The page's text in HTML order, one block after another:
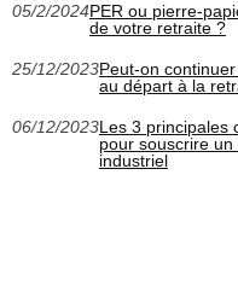
05/2/2024PER ou pierre-
de votre retraite ?
25/12/2023Peut-on
au départ à la
06/12/2023Les 3 principales
pour souscrire
industriel